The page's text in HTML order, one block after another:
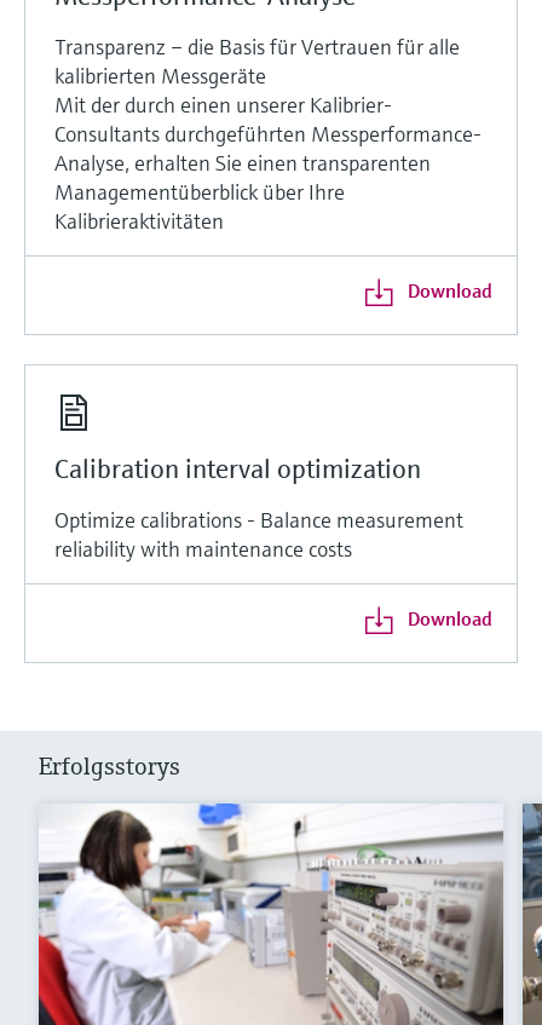
Transparenz – die Basis für Vertrauen für alle
kalibrierten Messgeräte
Mit der durch einen unserer Kalibrier-
Consultants durchgeführten Messperformance-
Analyse, erhalten Sie einen transparenten
Managementüberblick über Ihre
Kalibrieraktivitäten
Download
Calibration interval optimization
Optimize calibrations - Balance measurement
reliability with maintenance costs
Download
Erfolgsstorys